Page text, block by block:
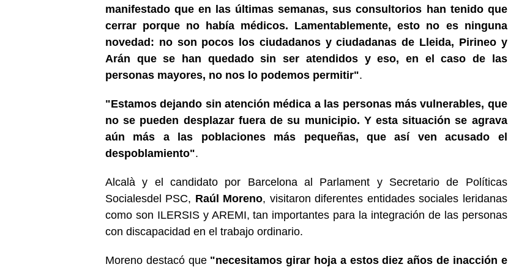
manifestado que en las últimas semanas, sus consultorios han tenido que
cerrar porque no había médicos. Lamentablemente, esto no es ninguna
novedad: no son pocos los ciudadanos y ciudadanas de Lleida, Pirineo y
Arán que se han quedado sin ser atendidos y eso, en el caso de las
personas mayores, no nos lo podemos permitir".
"Estamos dejando sin atención médica a las personas más vulnerables, que
no se pueden desplazar fuera de su municipio. Y esta situación se agrava
aún más a las poblaciones más pequeñas, que así ven acusado el
despoblamiento".
Alcalà y el candidato por Barcelona al Parlament y Secretario de Políticas
Socialesdel PSC, Raúl Moreno, visitaron diferentes entidades sociales leridanas
como son ILERSIS y AREMI, tan importantes para la integración de las personas
con discapacidad en el trabajo ordinario.
Moreno destacó que "necesitamos girar hoja a estos diez años de inacción e